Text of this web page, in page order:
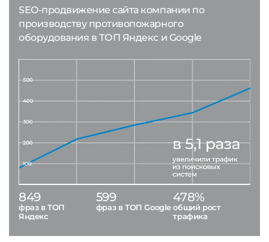
SEO-продвижение сайта компании по
производству противопожарного
оборудования в ТОП Яндекс и Google
849
фраз в ТОП
Яндекс
599
фраз в ТОП Google
478%
общий рост
трафика